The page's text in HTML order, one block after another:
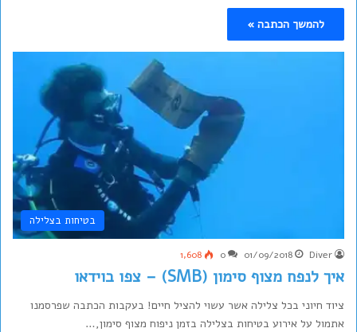
להמשך הכתבה »
בטיחות בצלילה
Diver
01/09/2018
0
1,608
איך לנפח מצוף סימון (SMB) – צפו בוידאו
ציוד חיוני בכל צלילה אשר עשוי להציל חיים! בעקבות הכתבה שפרסמנו
אתמול על אירוע בטיחות בצלילה בזמן ניפוח מצוף סימון,…